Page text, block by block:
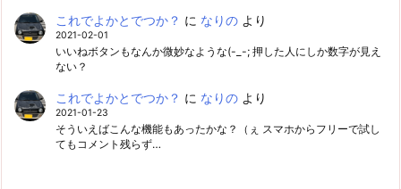
これでよかとでつか？ に なりのより
2021-02-01
いいねボタンもなんか微妙なような(-_-; 押した人にしか数字が見え
ない？
これでよかとでつか？ に なりのより
2021-01-23
そういえばこんな機能もあったかな？（ぇ スマホからフリーで試し
てもコメント残らず…